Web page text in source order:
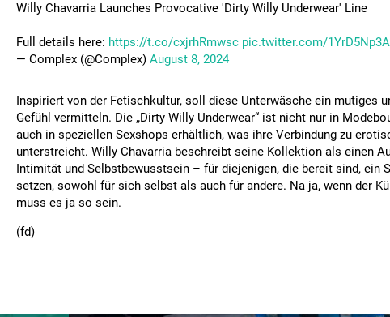
Willy Chavarria Launches Provocative 'Dirty Willy Underwear' Line
Full details here: https://t.co/cxjrhRmwsc pic.twitter.com/
— Complex (@Complex) August 8, 2024
Inspiriert von der Fetischkultur, soll diese Unterwäsche ein mutiges
Gefühl vermitteln. Die „Dirty Willy Underwear“ ist nicht nur in
auch in speziellen Sexshops erhältlich, was ihre Verbindung zu
unterstreicht. Willy Chavarria beschreibt seine Kollektion als einen
Intimität und Selbstbewusstsein – für diejenigen, die bereit sind, ein
setzen, sowohl für sich selbst als auch für andere. Na ja, wenn der
muss es ja so sein.
(fd)